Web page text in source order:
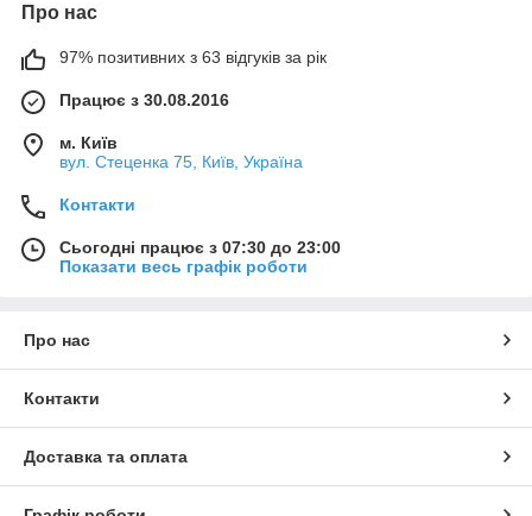
Про нас
97% позитивних з 63 відгуків за рік
Працює з 30.08.2016
м. Київ
вул. Стеценка 75, Київ, Україна
Контакти
Сьогодні працює з 07:30 до 23:00
Показати весь графік роботи
Про нас
Контакти
Доставка та оплата